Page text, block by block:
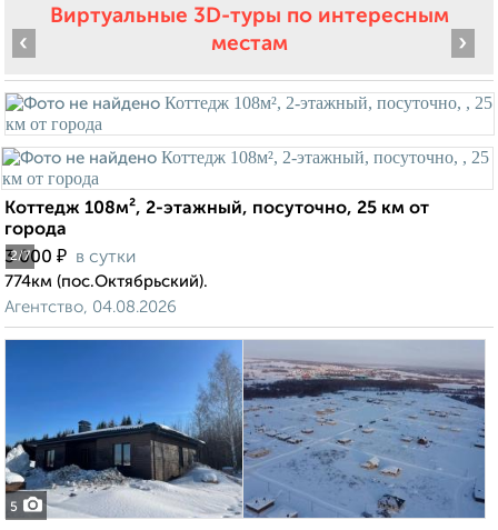
Виртуальные 3D-туры по интересным
местам
2/7
‹ ›
Коттедж 108м², 2-этажный, посуточно, 25 км от
города
3 000 ₽ в сутки
774км (пос.Октябрьский).
Агентство, 04.08.2026
5